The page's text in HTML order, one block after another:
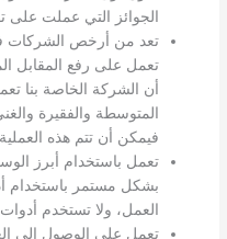
الجوائز التي عملت على
تعد من أرخص الشركات
تعمل على رفع المقابل
أن الشركة الخاصة بنا
المتوسطة والفقيرة
فيمكن أن تتم هذه
تعمل باستخدام أبرز
بشكل مستمر باستخدام
العمل، ولا تستخدم أدوات
تعمل على الوصول إلى